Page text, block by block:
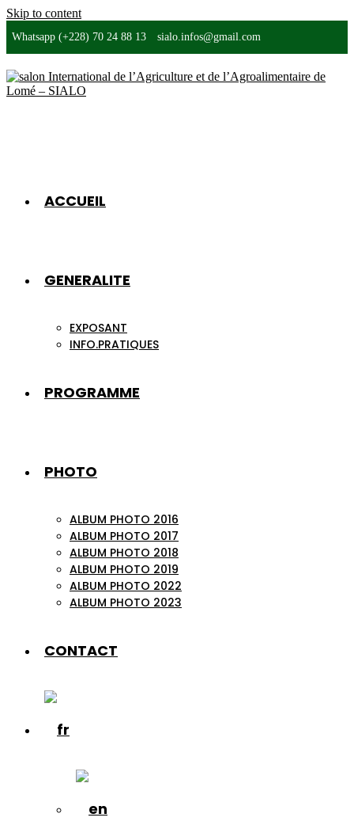
Skip to content
Whatsapp (+228) 70 24 88 13 sialo.infos@gmail.com
ACCUEIL
GENERALITE
EXPOSANT
INFO.PRATIQUES
PROGRAMME
PHOTO
ALBUM PHOTO 2016
ALBUM PHOTO 2017
ALBUM PHOTO 2018
ALBUM PHOTO 2019
ALBUM PHOTO 2022
ALBUM PHOTO 2023
CONTACT